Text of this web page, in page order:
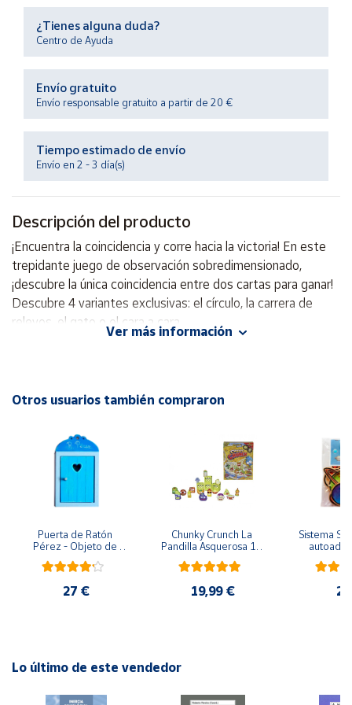
Productos
Solidarios
Ayuda
Contacto
Mapa de
vendedores
Hazte
vendedor
Ubicación
Península
Baleares
¿Tienes alguna duda?
Centro de Ayuda
Envío gratuito
Envío responsable gratuito a partir de 20 €
Tiempo estimado de envío
Envío en 2 - 3 día(s)
Descripción del producto
¡Encuentra la coincidencia y corre hacia la victoria! En este
trepidante juego de observación sobredimensionado,
¡descubre la única coincidencia entre dos cartas para ganar!
Descubre 4 variantes exclusivas: el círculo, la carrera de
relevos, el gato o el cara a cara.
Advertencias:
piezas pequeñas. Peligro de asfixia
Ver más información
Otros usuarios también compraron
Puerta de Ratón
Pérez - Objeto de
madera
27 €
Chunky Crunch La
Pandilla Asquerosa 16
piezas
19,99 €
Sistema
Lo último de este vendedor